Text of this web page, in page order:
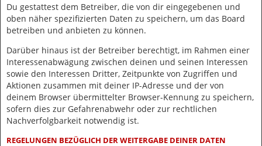
Du gestattest dem Betreiber, die von dir eingegebenen und
oben näher spezifizierten Daten zu speichern, um das Board
betreiben und anbieten zu können.
Darüber hinaus ist der Betreiber berechtigt, im Rahmen einer
Interessenabwägung zwischen deinen und seinen Interessen
sowie den Interessen Dritter, Zeitpunkte von Zugriffen und
Aktionen zusammen mit deiner IP-Adresse und der von
deinem Browser übermittelter Browser-Kennung zu speichern,
sofern dies zur Gefahrenabwehr oder zur rechtlichen
Nachverfolgbarkeit notwendig ist.
REGELUNGEN BEZÜGLICH DER WEITERGABE DEINER DATEN